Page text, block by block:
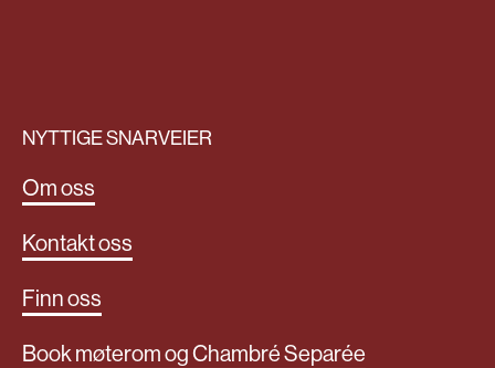
NYTTIGE SNARVEIER
Om oss
Kontakt oss
Finn oss
Book møterom og Chambré Separée